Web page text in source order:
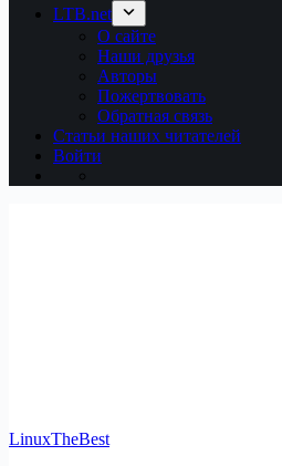
LTB.net
О сайте
Наши друзья
Авторы
Пожертвовать
Обратная связь
Статьи наших читателей
Войти
LinuxTheBest